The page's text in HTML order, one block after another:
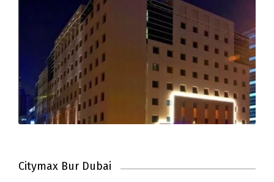
Citymax Bur Dubai